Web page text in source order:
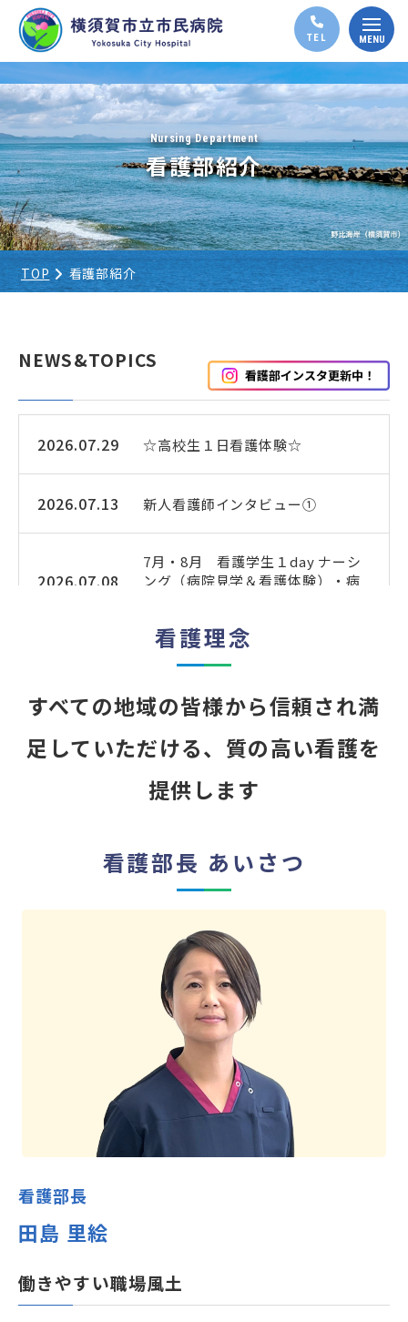
Nursing Department
看護部紹介
TOP 看護部紹介
NEWS&TOPICS
2026.07.29 ☆高校生１日看護体験☆
2026.07.13 新人看護師インタビュー①
2026.07.08
7月・8月 看護学生１day ナーシ
ング（病院見学＆看護体験）・病
今年度もよろしくお願いします!
あっという間の１年間❢❢
2026.03.16
4月・5月 看護学生１day ナーシン
グ（病院見学＆看護体験）・病院
見学会 開催日のお知らせ
国家試験までもう少し❢❢
2月・3月 看護学生１day ナーシン
グ（病院見学＆看護体験）・病院
見学会 開催日のお知らせ
2026.01.09
1DayNursing（就業体験）のご案
内
看護理念
すべての地域の皆様から信頼され満
足していただける、質の高い看護を
提供します
看護部長 あいさつ
看護部長
田島 里絵
働きやすい職場風土